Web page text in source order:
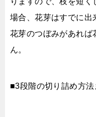
場合、花芽はすでに出
花芽のつぼみがあれば
ん。
■3段階の切り詰め方法